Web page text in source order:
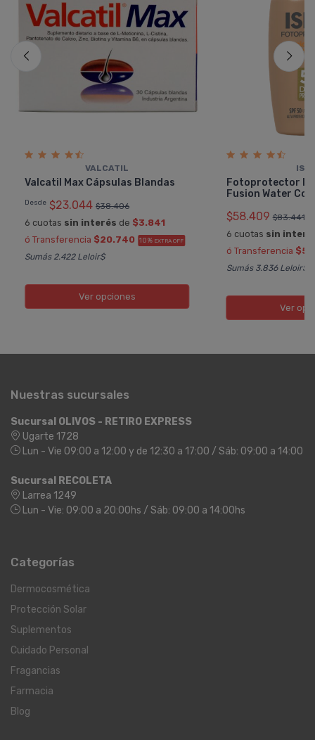
VALCATIL
Valcatil Max Cápsulas Blandas
Desde $23.044 $38.406
6 cuotas sin interés de $3.841
ó Transferencia $20.740 10% EXTRA OFF
Sumás 2.422 Leloir$
Ver opciones
Fotoprotector
Fusion Water
$58.409 $83.441
6 cuotas sin
ó Transferencia
Sumás 3.836 Leloir$
Ver
Nuestras sucursales
Sucursal OLIVOS - RETIRO EXPRESS
Ugarte 1728
Lun - Vie 09:00 a 12:00 y de 12:30 a 17:00 / Sáb: 09:00 a 14:00
Sucursal RECOLETA
Larrea 1249
Lun - Vie: 09:00 a 20:00hs / Sáb: 09:00 a 14:00hs
Categorías
Dermocosmética
Protección Solar
Suplementos
Cuidado Personal
Fragancias
Farmacia
Blog